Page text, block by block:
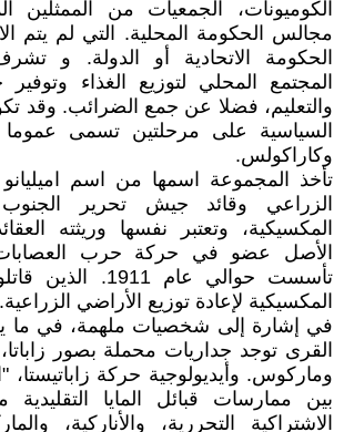
الكوميونات، الجمعيات من الممثلين
مجالس الحكومة المحلية. التي لم يتم
الحكومة الاتحادية أو الدولة. و
المجتمع المحلي لتوزيع الغذاء
والتعليم، فضلا عن جمع الضرائب. وقد
السياسية على مرحلتين تسمى عموما
وكاراكولس.
تأخذ المجموعة اسمها من اسم اميليانو
الزراعي وقائد جيش تحرير الجنوب
المكسيكية، وتعتبر نفسها وريثته
الأصل عضو في حركة حرب العصابات
تأسست حوالي عام
المكسيكية لإعادة توزيع الأراضي الزراعية.
في إشارة إلى شخصيات ملهمة، في ما
القرى توجد جداريات محملة بصور
وماركوس. وأيديولوجية حركة زاباتيستا،
بين ممارسات قبائل المايا
الاشتراكية التحررية، والأناركية،